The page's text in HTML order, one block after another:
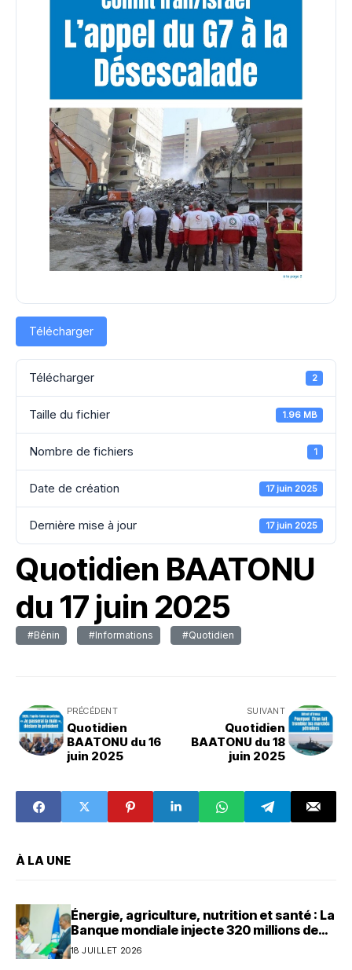
Télécharger
Télécharger 2
Taille du fichier 1.96 MB
Nombre de fichiers 1
Date de création 17 juin 2025
Dernière mise à jour 17 juin 2025
Quotidien BAATONU
du 17 juin 2025
#Bénin #Informations #Quotidien
PRÉCÉDENT
Quotidien
BAATONU du 16
juin 2025
SUIVANT
Quotidien
BAATONU du 18
juin 2025
À LA UNE
Énergie, agriculture, nutrition et santé : La
Banque mondiale injecte 320 millions de
dollars au Bénin
18 JUILLET 2026